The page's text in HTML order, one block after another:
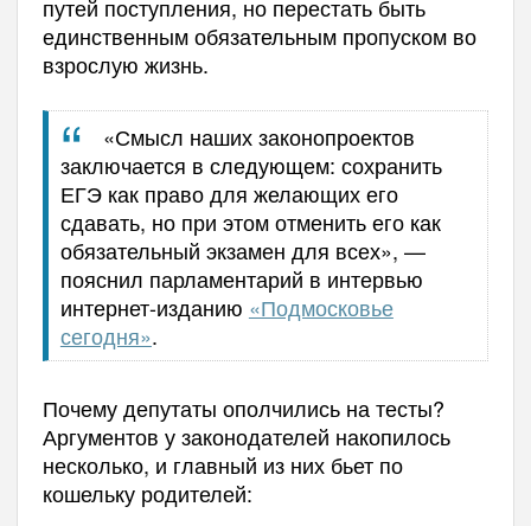
путей поступления, но перестать быть
единственным обязательным пропуском во
взрослую жизнь.
«Смысл наших законопроектов
заключается в следующем: сохранить
ЕГЭ как право для желающих его
сдавать, но при этом отменить его как
обязательный экзамен для всех», —
пояснил парламентарий в интервью
интернет-изданию «Подмосковье
сегодня».
Почему депутаты ополчились на тесты?
Аргументов у законодателей накопилось
несколько, и главный из них бьет по
кошельку родителей: